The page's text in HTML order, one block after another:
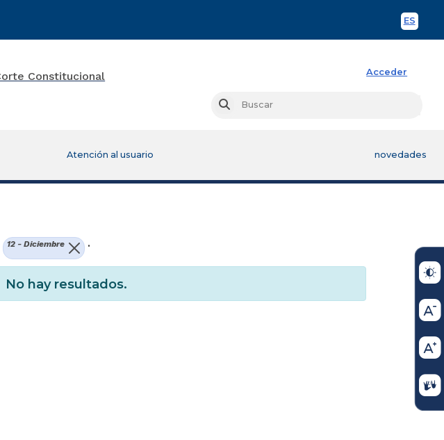
ES
Acceder
Buscar
Atención al usuario novedades
12 - Diciembre .
No hay resultados.